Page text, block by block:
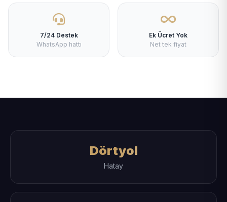
7/24 Destek
WhatsApp hattı
Ek Ücret Yok
Net tek fiyat
Dörtyol
Hatay